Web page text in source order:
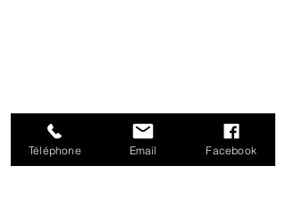
Téléphone Email Facebook